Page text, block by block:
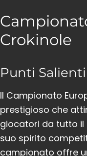
Crokinole
Punti
Il Campionato
prestigioso che
giocatori da tutto il
suo spirito
campionato offre